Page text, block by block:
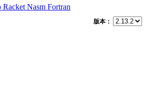
Racket Nasm Fortran
版本：